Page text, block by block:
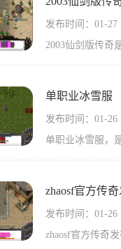
发布时间：01-27
单职业冰雪服
发布时间：01-26
发布时间：01-26